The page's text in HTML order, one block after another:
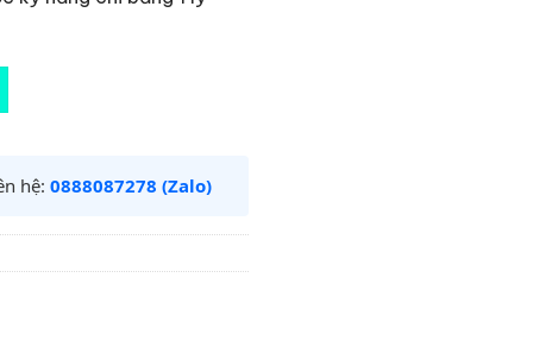
₫.
hệ: 0888087278 (Zalo)